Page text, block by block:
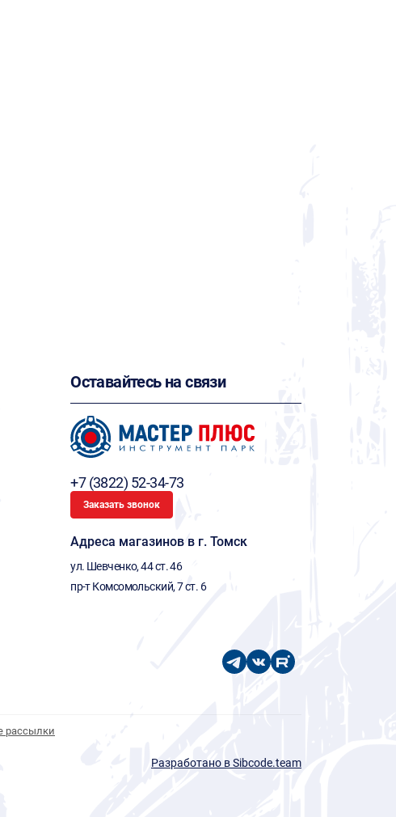
Оставайтесь на связи
+7 (3822) 52-34-73
Заказать звонок
Адреса магазинов в г. Томск
ул. Шевченко, 44 ст. 46
пр-т Комсомольский, 7 ст. 6
рассылки
Разработано в Sibcode.team